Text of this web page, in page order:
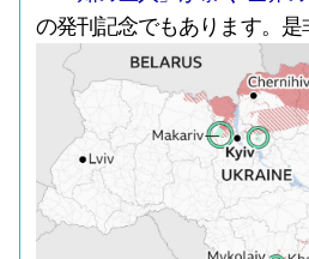
の発刊記念でもあります。是